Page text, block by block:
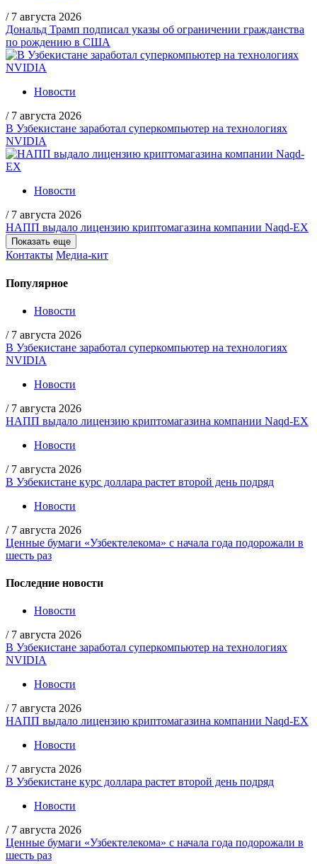
/ 7 августа 2026
Дональд Трамп подписал указы об ограничении гражданства
по рождению в США
Новости
/ 7 августа 2026
В Узбекистане заработал суперкомпьютер на технологиях
NVIDIA
Новости
/ 7 августа 2026
НАПП выдало лицензию криптомагазина компании Naqd-EX
Показать еще
Контакты Медиа-кит
Популярное
Новости
/ 7 августа 2026
В Узбекистане заработал суперкомпьютер на технологиях
NVIDIA
Новости
/ 7 августа 2026
НАПП выдало лицензию криптомагазина компании Naqd-EX
Новости
/ 7 августа 2026
В Узбекистане курс доллара растет второй день подряд
Новости
/ 7 августа 2026
Ценные бумаги «Узбектелекома» с начала года подорожали в
шесть раз
Последние новости
Новости
/ 7 августа 2026
В Узбекистане заработал суперкомпьютер на технологиях
NVIDIA
Новости
/ 7 августа 2026
НАПП выдало лицензию криптомагазина компании Naqd-EX
Новости
/ 7 августа 2026
В Узбекистане курс доллара растет второй день подряд
Новости
/ 7 августа 2026
Ценные бумаги «Узбектелекома» с начала года подорожали в
шесть раз